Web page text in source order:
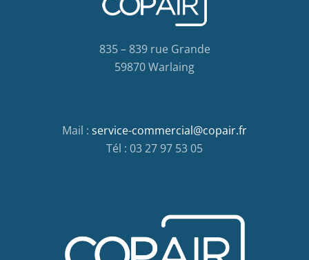
835 – 839 rue Grande
59870 Warlaing
Mail : service-commercial@copair.fr
Tél : 03 27 97 53 05